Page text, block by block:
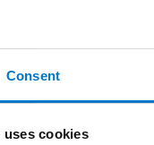
Consent
uses cookies
disponibles.